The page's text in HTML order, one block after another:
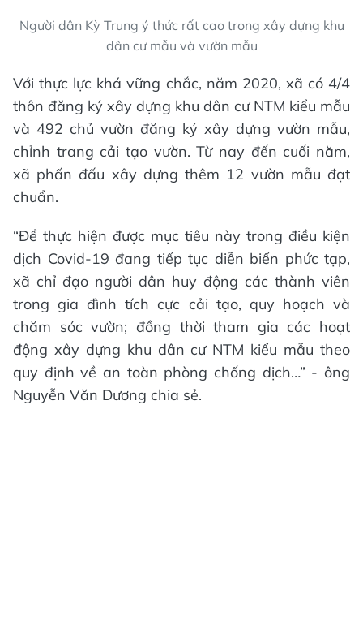
Người dân Kỳ Trung ý thức rất cao trong xây dựng khu
dân cư mẫu và vườn mẫu
Với thực lực khá vững chắc, năm 2020, xã có 4/4
thôn đăng ký xây dựng khu dân cư NTM kiểu mẫu
và 492 chủ vườn đăng ký xây dựng vườn mẫu,
chỉnh trang cải tạo vườn. Từ nay đến cuối năm,
xã phấn đấu xây dựng thêm 12 vườn mẫu đạt
chuẩn.
“Để thực hiện được mục tiêu này trong điều kiện
dịch Covid-19 đang tiếp tục diễn biến phức tạp,
xã chỉ đạo người dân huy động các thành viên
trong gia đình tích cực cải tạo, quy hoạch và
chăm sóc vườn; đồng thời tham gia các hoạt
động xây dựng khu dân cư NTM kiểu mẫu theo
quy định về an toàn phòng chống dịch…” - ông
Nguyễn Văn Dương chia sẻ.